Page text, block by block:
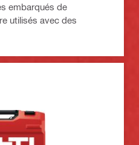
embarqués de
utilisés avec des